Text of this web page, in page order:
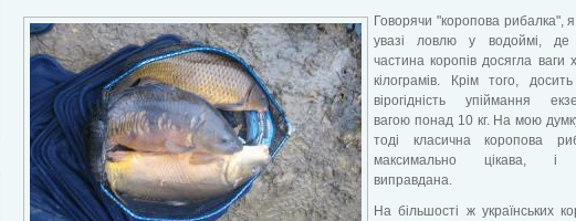
Говорячи "коропова рибалка",
увазі ловлю у водоймі, де
частина коропів досягла ваги
кілограмів. Крім того,
вірогідність упіймання
вагою понад 10 кг. На мою
тоді класична коропова
максимально цікава, і
виправдана.
На більшості ж українських